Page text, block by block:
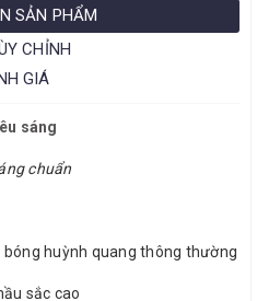
SẢN PHẨM
CHỈNH
GIÁ
sáng
chuẩn
bóng huỳnh quang thông thường
sắc cao